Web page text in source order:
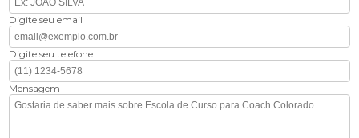
Digite seu email
Digite seu telefone
Mensagem